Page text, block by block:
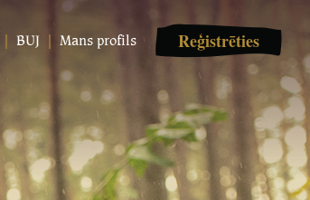
BUJ Mans profils Reģistrēties